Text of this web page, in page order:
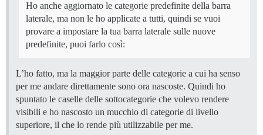
Ho anche aggiornato le categorie predefinite della barra
laterale, ma non le ho applicate a tutti, quindi se vuoi
provare a impostare la tua barra laterale sulle nuove
predefinite, puoi farlo così:
L’ho fatto, ma la maggior parte delle categorie a cui ha senso
per me andare direttamente sono ora nascoste. Quindi ho
spuntato le caselle delle sottocategorie che volevo rendere
visibili e ho nascosto un mucchio di categorie di livello
superiore, il che lo rende più utilizzabile per me.